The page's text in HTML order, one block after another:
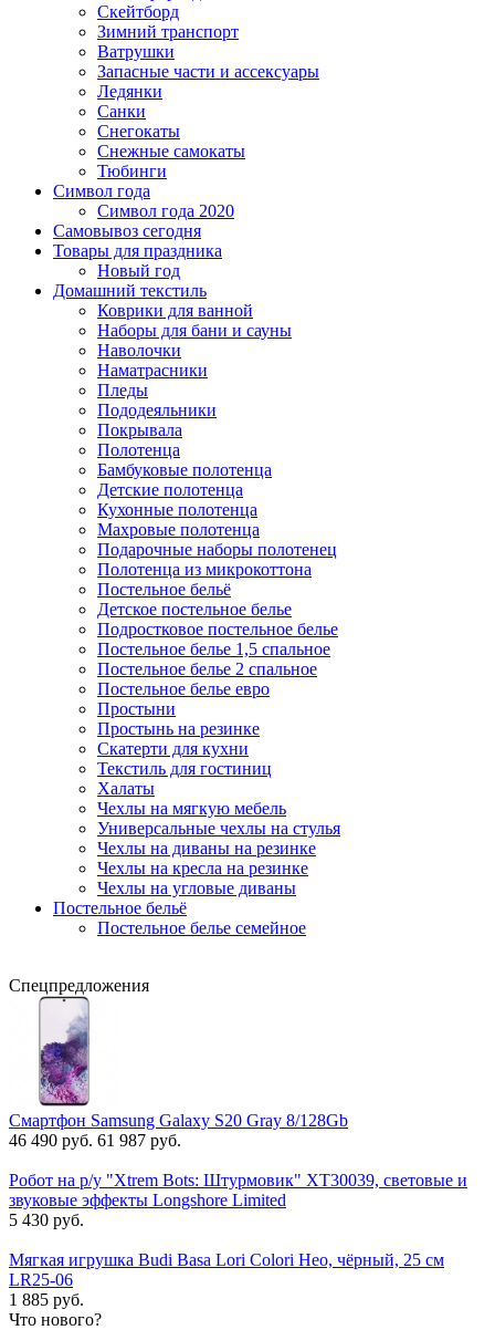
Скейтборд
Зимний транспорт
Ватрушки
Запасные части и ассексуары
Ледянки
Санки
Снегокаты
Снежные самокаты
Тюбинги
Символ года
Символ года 2020
Самовывоз сегодня
Товары для праздника
Новый год
Домашний текстиль
Коврики для ванной
Наборы для бани и сауны
Наволочки
Наматрасники
Пледы
Пододеяльники
Покрывала
Полотенца
Бамбуковые полотенца
Детские полотенца
Кухонные полотенца
Махровые полотенца
Подарочные наборы полотенец
Полотенца из микрокоттона
Постельное бельё
Детское постельное белье
Подростковое постельное белье
Постельное белье 1,5 спальное
Постельное белье 2 спальное
Постельное белье евро
Простыни
Простынь на резинке
Скатерти для кухни
Текстиль для гостиниц
Халаты
Чехлы на мягкую мебель
Универсальные чехлы на стулья
Чехлы на диваны на резинке
Чехлы на кресла на резинке
Чехлы на угловые диваны
Постельное бельё
Постельное белье семейное
Спецпредложения
Смартфон Samsung Galaxy S20 Gray 8/128Gb
46 490 руб. 61 987 руб.
Робот на р/у "Xtrem Bots: Штурмовик" XT30039, световые и
звуковые эффекты Longshore Limited
5 430 руб.
Мягкая игрушка Budi Basa Lori Colori Нео, чёрный, 25 см
LR25-06
1 885 руб.
Что нового?